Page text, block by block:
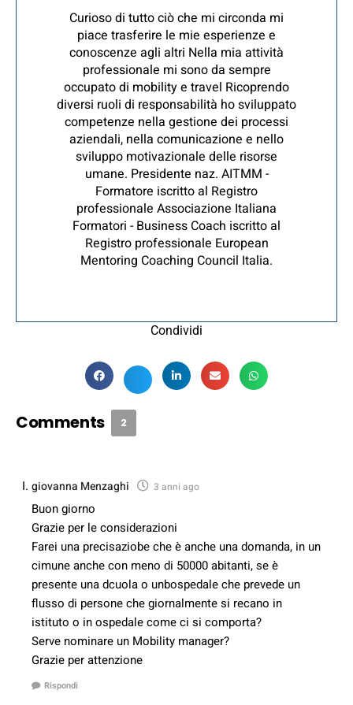
Curioso di tutto ciò che mi circonda mi
piace trasferire le mie esperienze e
conoscenze agli altri Nella mia attività
professionale mi sono da sempre
occupato di mobility e travel Ricoprendo
diversi ruoli di responsabilità ho sviluppato
competenze nella gestione dei processi
aziendali, nella comunicazione e nello
sviluppo motivazionale delle risorse
umane. Presidente naz. AITMM -
Formatore iscritto al Registro
professionale Associazione Italiana
Formatori - Business Coach iscritto al
Registro professionale European
Mentoring Coaching Council Italia.
Condividi
Comments 2
giovanna Menzaghi 3 anni ago
Buon giorno
Grazie per le considerazioni
Farei una precisaziobe che è anche una domanda, in un
cimune anche con meno di 50000 abitanti, se è
presente una dcuola o unbospedale che prevede un
flusso di persone che giornalmente si recano in
istituto o in ospedale come ci si comporta?
Serve nominare un Mobility manager?
Grazie per attenzione
Rispondi